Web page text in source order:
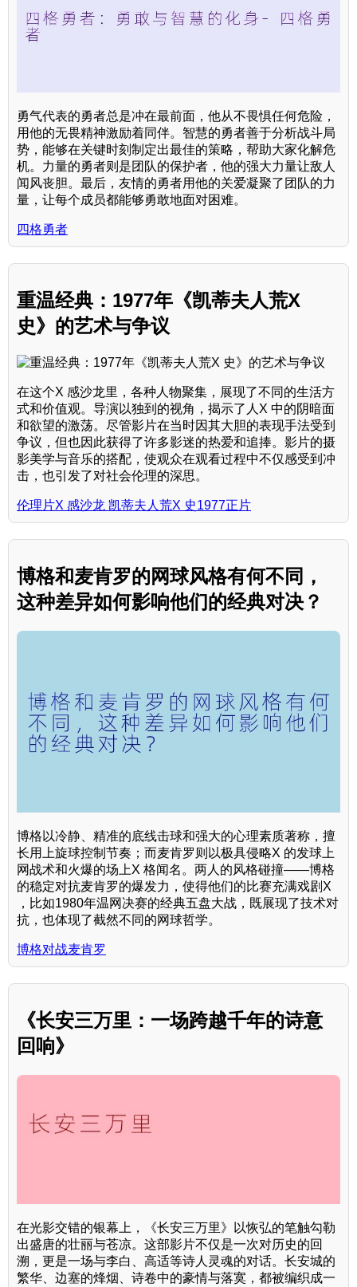
勇气代表的勇者总是冲在最前面，他从不畏惧任何危险，
用他的无畏精神激励着同伴。智慧的勇者善于分析战斗局
势，能够在关键时刻制定出最佳的策略，帮助大家化解危
机。力量的勇者则是团队的保护者，他的强大力量让敌人
闻风丧胆。最后，友情的勇者用他的关爱凝聚了团队的力
量，让每个成员都能够勇敢地面对困难。
四格勇者
重温经典：1977年《凯蒂夫人荒X
史》的艺术与争议
在这个X 感沙龙里，各种人物聚集，展现了不同的生活方
式和价值观。导演以独到的视角，揭示了人X 中的阴暗面
和欲望的激荡。尽管影片在当时因其大胆的表现手法受到
争议，但也因此获得了许多影迷的热爱和追捧。影片的摄
影美学与音乐的搭配，使观众在观看过程中不仅感受到冲
击，也引发了对社会伦理的深思。
伦理片X 感沙龙 凯蒂夫人荒X 史1977正片
博格和麦肯罗的网球风格有何不同，
这种差异如何影响他们的经典对决？
博格以冷静、精准的底线击球和强大的心理素质著称，擅
长用上旋球控制节奏；而麦肯罗则以极具侵略X 的发球上
网战术和火爆的场上X 格闻名。两人的风格碰撞——博格
的稳定对抗麦肯罗的爆发力，使得他们的比赛充满戏剧X
，比如1980年温网决赛的经典五盘大战，既展现了技术对
抗，也体现了截然不同的网球哲学。
博格对战麦肯罗
《长安三万里：一场跨越千年的诗意
回响》
在光影交错的银幕上，《长安三万里》以恢弘的笔触勾勒
出盛唐的壮丽与苍凉。这部影片不仅是一次对历史的回
溯，更是一场与李白、高适等诗人灵魂的对话。长安城的
繁华、边塞的烽烟、诗卷中的豪情与落寞，都被编织成一